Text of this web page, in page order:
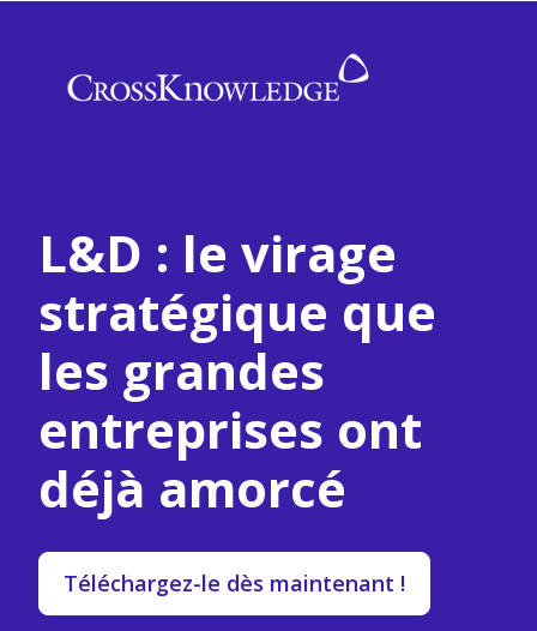
L&D : le virage
stratégique que
les grandes
entreprises ont
déjà amorcé
Téléchargez-le dès maintenant !